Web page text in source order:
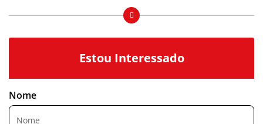
Estou Interessado
Nome